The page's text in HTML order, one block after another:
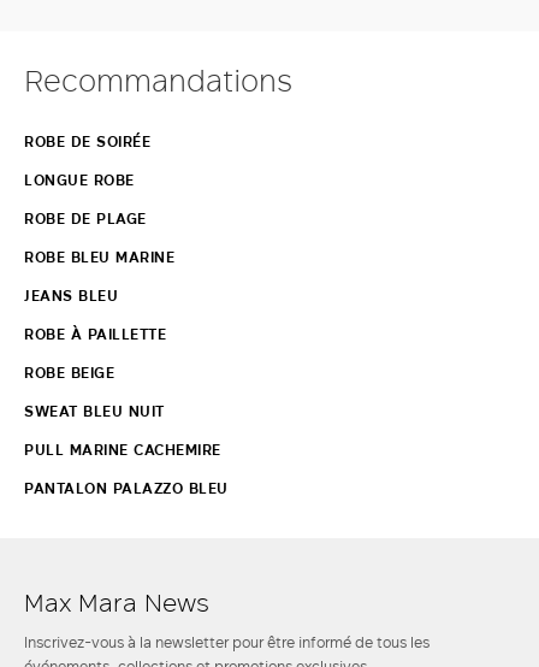
Recommandations
ROBE DE SOIRÉE
LONGUE ROBE
ROBE DE PLAGE
ROBE BLEU MARINE
JEANS BLEU
ROBE À PAILLETTE
ROBE BEIGE
SWEAT BLEU NUIT
PULL MARINE CACHEMIRE
PANTALON PALAZZO BLEU
Max Mara News
Inscrivez-vous à la newsletter pour être informé de tous les